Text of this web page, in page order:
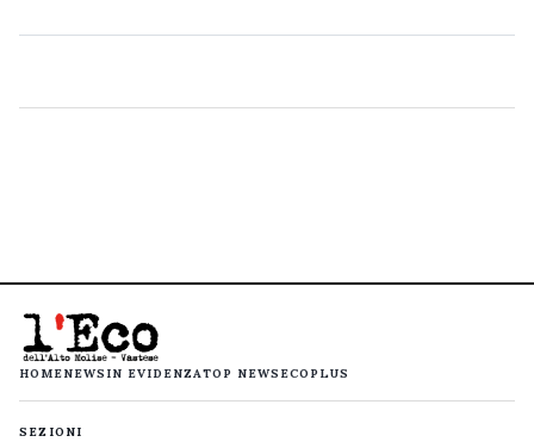
HOMENEWS IN EVIDENZATOP NEWS ECOPLUS
SEZIONI